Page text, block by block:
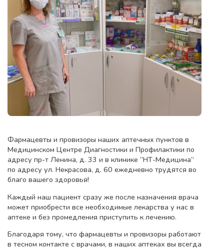
Фармацевты и провизоры наших аптечных пунктов в
Медицинском Центре Диагностики и Профилактики по
адресу пр-т Ленина, д. 33 и в клинике “НТ-Медицина”
по адресу ул. Некрасова, д. 60 ежедневно трудятся во
благо вашего здоровья!
Каждый наш пациент сразу же после назначения врача
может приобрести все необходимые лекарства у нас в
аптеке и без промедления приступить к лечению.
Благодаря тому, что фармацевты и провизоры работают
в тесном контакте с врачами, в наших аптеках вы всегда